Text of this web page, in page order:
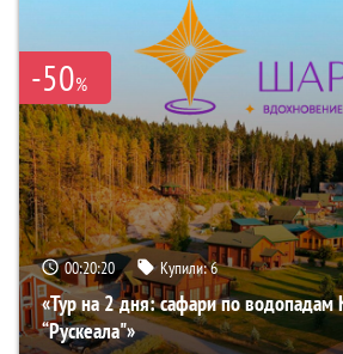
-50%
00:20:19 Купили:6
«Тур на 2 дня: сафари по водопадам
“Рускеала"»